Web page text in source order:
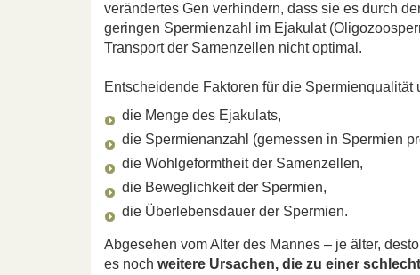
verändertes Gen verhindern, dass sie es durch
geringen Spermienzahl im Ejakulat
Transport der Samenzellen nicht optimal.
Entscheidende Faktoren für die
die Menge des Ejakulats,
die Spermienanzahl (gemessen in Spermien
die Wohlgeformtheit der Samenzellen,
die Beweglichkeit der Spermien,
die Überlebensdauer der Spermien.
Abgesehen vom Alter des Mannes – je älter,
es noch weitere Ursachen, die zu einer